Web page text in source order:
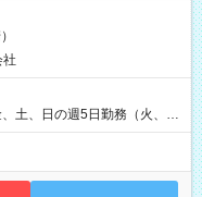
土、日の週5日勤務（火、水
長期休暇有り！） ・ワンシ